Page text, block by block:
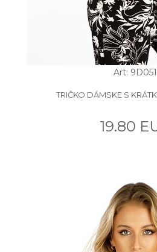
Art: 9D051
TRIČKO DÁMSKE S
19.80